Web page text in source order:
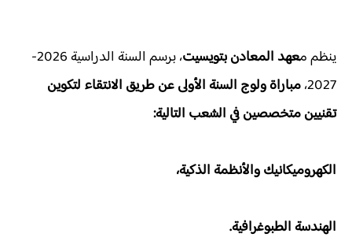
ينظم معهد المعادن بتويسيت
، برسم السنة الدراسية 2026-
2027، مباراة ولوج السنة الأولى عن طريق الانتقاء لتكوين
تقنيين متخصصين في الشعب التالية:
الكهروميكانيك والأنظمة الذكية،
الهندسة الطبوغرافية.